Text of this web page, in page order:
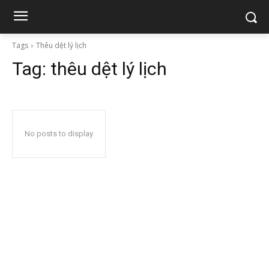
Tags Thêu dệt lý lịch
Tag: thêu dệt lý lịch
No posts to display